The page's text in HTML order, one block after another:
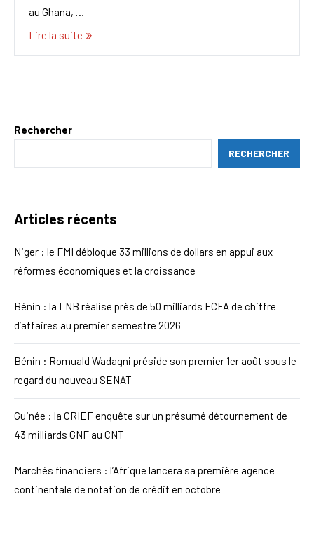
au Ghana, …
Lire la suite
Rechercher
RECHERCHER
Articles récents
Niger : le FMI débloque 33 millions de dollars en appui aux
réformes économiques et la croissance
Bénin : la LNB réalise près de 50 milliards FCFA de chiffre
d’affaires au premier semestre 2026
Bénin : Romuald Wadagni préside son premier 1er août sous le
regard du nouveau SENAT
Guinée : la CRIEF enquête sur un présumé détournement de
43 milliards GNF au CNT
Marchés financiers : l’Afrique lancera sa première agence
continentale de notation de crédit en octobre